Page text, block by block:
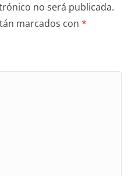
no será publicada.
marcados con *